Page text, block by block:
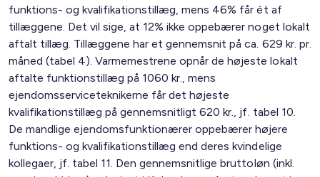
funktions- og kvalifikationstillæg, mens 46% får ét af
tillæggene. Det vil sige, at 12% ikke oppebærer noget lokalt
aftalt tillæg. Tillæggene har et gennemsnit på ca. 629 kr. pr.
måned (tabel 4). Varmemestrene opnår de højeste lokalt
aftalte funktionstillæg på 1060 kr., mens
ejendomsserviceteknikerne får det højeste
kvalifikationstillæg på gennemsnitligt 620 kr., jf. tabel 10.
De mandlige ejendomsfunktionærer oppebærer højere
funktions- og kvalifikationstillæg end deres kvindelige
kollegaer, jf. tabel 11. Den gennemsnitlige bruttoløn (inkl.